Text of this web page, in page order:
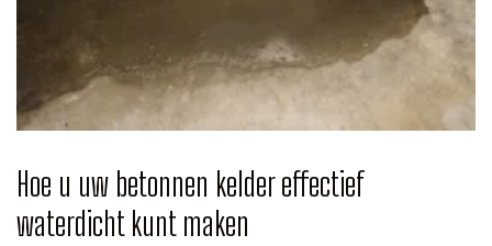
Hoe u uw betonnen kelder effectief
waterdicht kunt maken